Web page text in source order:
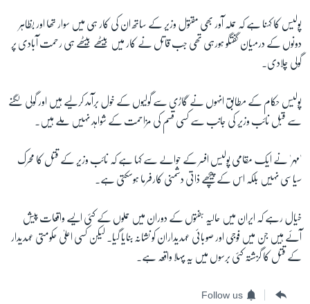
زبان
پولیس کا کہنا ہے کہ حملہ آور بھی مقتول وزیر کے ساتھ ان کی کار ہی میں سوار تھا اور بظاہر
دونوں کے درمیان گفتگو ہورہی تھی جب قاتل نے کار میں بیٹھے بیٹھے ہی رحمت آبادی پر
گولی چلادی۔
پولیس حکام کے مطابق انہوں نے گاڑی سے گولیوں کے خول برآمد کرلیے ہیں اور گولی لگنے
سے قبل نائب وزیر کی جانب سے کسی قسم کی مزاحمت کے شواہد نہیں ملے ہیں۔
'مہر' نے ایک مقامی پولیس افسر کے حوالے سے کہا ہے کہ نائب وزیر کے قتل کا محرک
سیاسی نہیں بلکہ اس کے پیچھے ذاتی دشمنی کارفرما ہوسکتی ہے۔
خیال رہے کہ ایران میں حالیہ ہفتوں کے دوران میں حملوں کے کئی ایسے واقعات پیش
آئے ہیں جن میں فوجی اور صوبائی عہدیداران کو نشانہ بنایا گیا۔ لیکن کسی اعلیٰ حکومتی عہدیدار
کے قتل کا گزشتہ کئی برسوں میں یہ پہلا واقعہ ہے۔
Follow us